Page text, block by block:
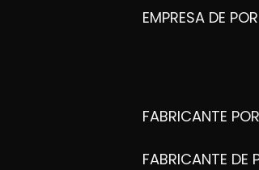
EMPRESA DE
FABRICANTE
FABRICANTE